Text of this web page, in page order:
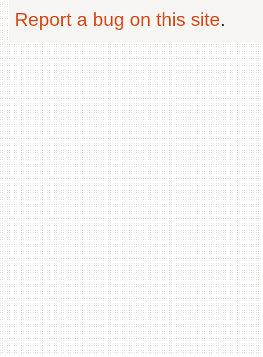
Report a bug on this site.